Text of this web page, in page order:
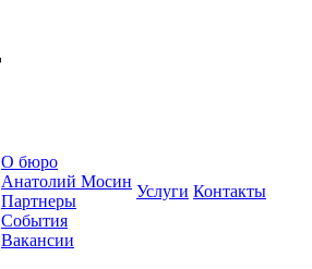
О бюро
Анатолий Мосин
Партнеры
События
Вакансии
Услуги Контакты